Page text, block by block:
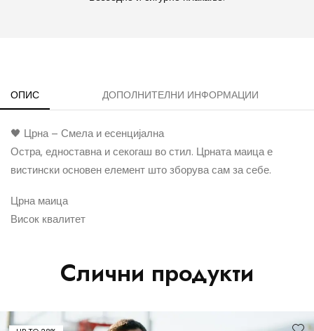
ОПИС ДОПОЛНИТЕЛНИ ИНФОРМАЦИИ
🖤 ​​Црна – Смела и есенцијална
Остра, едноставна и секогаш во стил. Црната маица е
вистински основен елемент што зборува сам за себе.
Црна маица
Висок квалитет
Слични продукти